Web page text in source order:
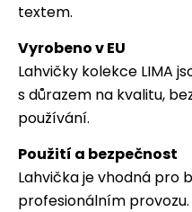
textem.
Vyrobeno v EU
Lahvičky kolekce LIMA
s důrazem na kvalitu,
používání.
Použití a bezpečnost
Lahvička je vhodná pro
profesionálním provozu.